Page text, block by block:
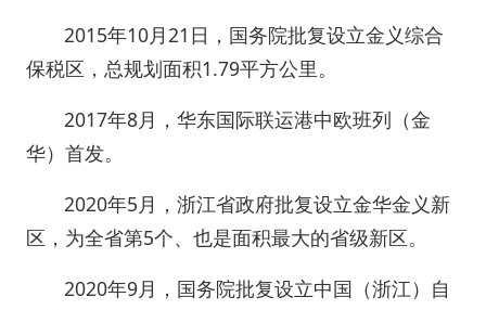
2015年10月21日，国务院批复设立金义综合
保税区，总规划面积1.79平方公里。
2017年8月，华东国际联运港中欧班列（金
华）首发。
2020年5月，浙江省政府批复设立金华金义新
区，为全省第5个、也是面积最大的省级新区。
2020年9月，国务院批复设立中国（浙江）自